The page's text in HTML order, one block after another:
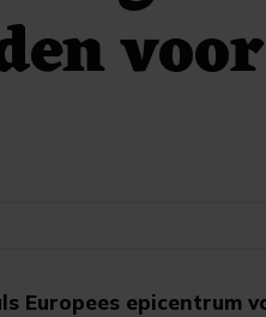
voor
Europees epicentrum